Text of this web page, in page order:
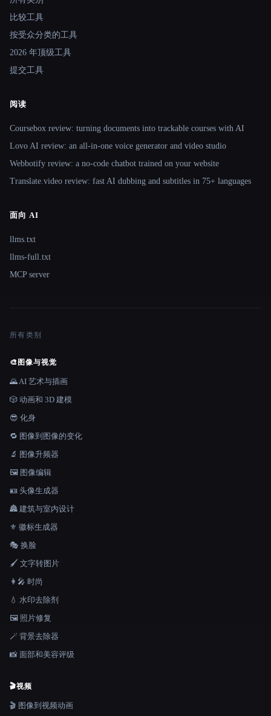
比较工具
按受众分类的工具
2026 年顶级工具
提交工具
阅读
Coursebox review: turning documents into trackable courses with AI
Lovo AI review: an all-in-one voice generator and video studio
Webbotify review: a no-code chatbot trained on your website
Translate.video review: fast AI dubbing and subtitles in 75+ languages
面向 AI
llms.txt
llms-full.txt
MCP server
所有类别
🎨 图像与视觉
🌄 AI 艺术与插画
🎲 动画和 3D 建模
😎 化身
🔁 图像到图像的变化
🔬 图像升频器
🖼️ 图像编辑
🪪 头像生成器
🏯 建筑与室内设计
⚜️ 徽标生成器
🎭 换脸
🖌️ 文字转图片
👩‍🎤 时尚
💧 水印去除剂
🖼️ 照片修复
🪄 背景去除器
📸 面部和美容评级
🎬视频
🎬 图像到视频动画